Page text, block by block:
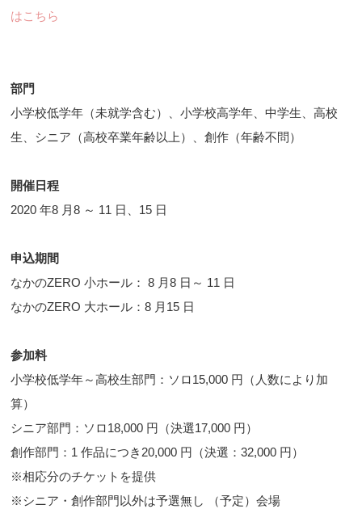
はこちら
部門
小学校低学年（未就学含む）、小学校高学年、中学生、高校
生、シニア（高校卒業年齢以上）、創作（年齢不問）
開催日程
2020 年8 月8 ～ 11 日、15 日
申込期間
なかのZERO 小ホール： 8 月8 日～ 11 日
なかのZERO 大ホール：8 月15 日
参加料
小学校低学年～高校生部門：ソロ15,000 円（人数により加
算）
シニア部門：ソロ18,000 円（決選17,000 円）
創作部門：1 作品につき20,000 円（決選：32,000 円）
※相応分のチケットを提供
※シニア・創作部門以外は予選無し （予定）会場